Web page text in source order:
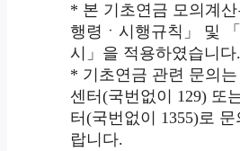
* 본 기초연금 모의계산
행령ㆍ시행규칙」 및
시」을 적용하였습니다
* 기초연금 관련 문의
센터(국번없이 129) 또
터(국번없이 1355)로
랍니다.